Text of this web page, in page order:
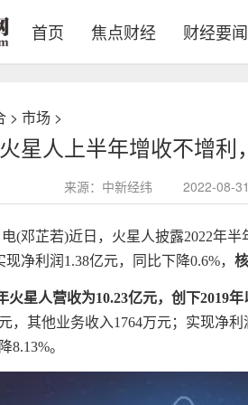
首页 焦点财经 财经要闻
> 市场 >
星人上半年增收不增利
来源：中新经纬 2022-08-
(邓芷若)近日，火星人披露2022年
净利润1.38亿元，同比下降0.6%，
火星人营收为10.23亿元，创下2019
，其他业务收入1764万元；实现净
8.13%。